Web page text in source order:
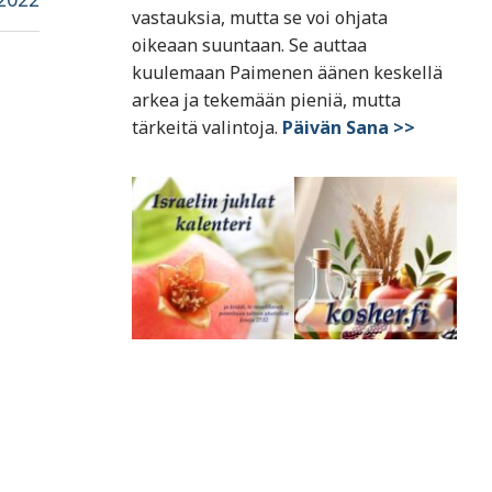
vastauksia, mutta se voi ohjata
oikeaan suuntaan. Se auttaa
kuulemaan Paimenen äänen keskellä
arkea ja tekemään pieniä, mutta
tärkeitä valintoja. Päivän Sana >>